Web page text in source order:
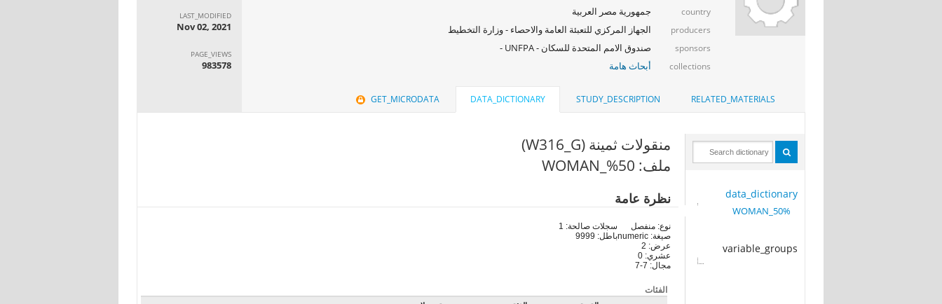
country جمهورية مصر العربية
producers الجهاز المركزي للتعبئة العامة والاحصاء - وزارة التخطيط
sponsors صندوق الامم المتحدة للسكان - UNFPA -
collections أبحاث هامة
LAST_MODIFIED
Nov 02, 2021
PAGE_VIEWS
983578
RELATED_MATERIALS
STUDY_DESCRIPTION
DATA_DICTIONARY
GET_MICRODATA
data_dictionary
50%_WOMAN
variable_groups
منقولات ثمينة (W316_G)
ملف: 50%_WOMAN
نظرة عامة
نوع: منفصل
صيغة: numeric
عرض: 2
عشري: 0
مجال: 7-7
سجلات صالحة: 1
باطل: 9999
الفئات